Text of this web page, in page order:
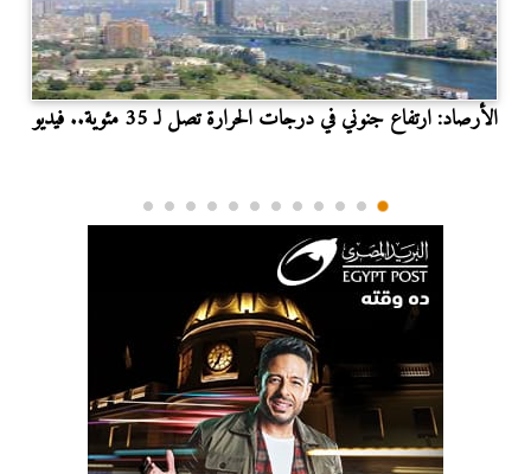
الأرصاد: ارتفاع جنوني في درجات الحرارة تصل لـ 35 مئوية.. فيديو